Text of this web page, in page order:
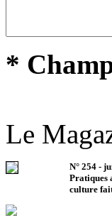
*
Le
N° 254 -
Pratiques
culture